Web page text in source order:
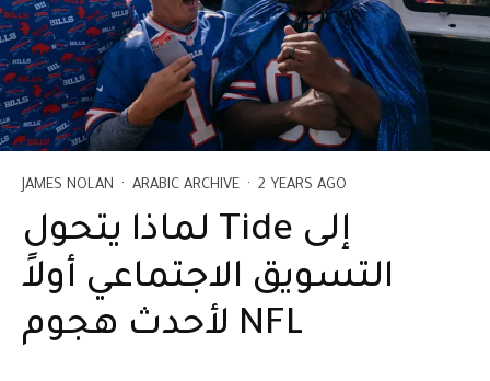
JAMES NOLAN · ARABIC ARCHIVE · 2 YEARS AGO
لماذا يتحول Tide إلى
التسويق الاجتماعي أولاً
لأحدث هجوم NFL